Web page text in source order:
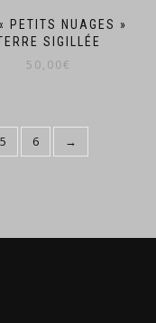
PETITS NUAGES »
SIGILLÉE
50,00€
5 6 →